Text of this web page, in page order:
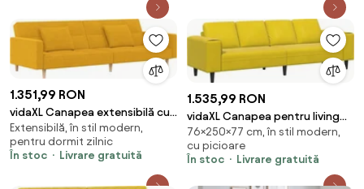
1.351,99 RON
vidaXL Canapea extensibilă cu
2 locuri, 2 perne, galben, textil
Extensibilă, în stil modern,
pentru dormit zilnic
În stoc
Livrare gratuită
1.535,99 RON
vidaXL Canapea pentru living
Galben 250 x 77 x 76 cm
76×250×77 cm, în stil modern,
cu picioare
În stoc
Livrare gratuită